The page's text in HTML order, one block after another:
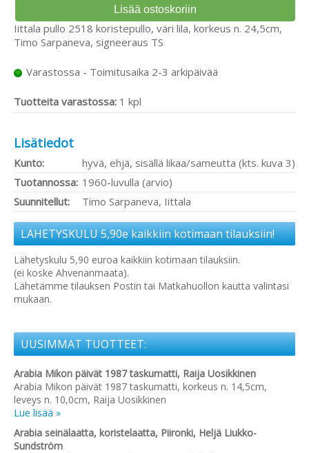
Iittala pullo 2518 koristepullo, väri lila, korkeus n. 24,5cm,
Timo Sarpaneva, signeeraus TS
Varastossa - Toimitusaika 2-3 arkipäivää
Tuotteita varastossa: 1 kpl
Lisätiedot
Kunto:
hyvä, ehjä, sisällä likaa/sameutta (kts. kuva 3)
Tuotannossa: 1960-luvulla (arvio)
Suunnitellut:
Timo Sarpaneva, Iittala
LÄHETYSKULU 5,90e kaikkiin kotimaan tilauksiin!
Lähetyskulu 5,90 euroa kaikkiin kotimaan tilauksiin.
(ei koske Ahvenanmaata).
Lähetämme tilauksen Postin tai Matkahuollon kautta valintasi
mukaan.
UUSIMMAT TUOTTEET:
Arabia Mikon päivät 1987 taskumatti, Raija Uosikkinen
Arabia Mikon päivät 1987 taskumatti, korkeus n. 14,5cm,
leveys n. 10,0cm, Raija Uosikkinen
Lue lisää »
Arabia seinälaatta, koristelaatta, Piironki, Heljä Liukko-
Sundström